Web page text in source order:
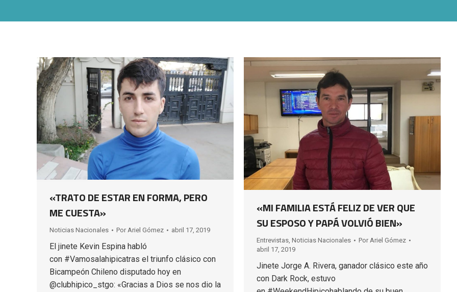
«TRATO DE ESTAR EN FORMA, PERO
ME CUESTA»
Noticias Nacionales Por Ariel Gómez abril 17, 2019
El jinete Kevin Espina habló
con #Vamosalahipicatras el triunfo clásico con
Bicampeón Chileno disputado hoy en
@clubhipico_stgo: «Gracias a Dios se nos dio la
«MI FAMILIA ESTÁ FELIZ DE VER QUE
SU ESPOSO Y PAPÁ VOLVIÓ BIEN»
Entrevistas Noticias Nacionales Por Ariel Gómez
abril 17, 2019
Jinete Jorge A. Rivera, ganador clásico este año
con Dark Rock, estuvo